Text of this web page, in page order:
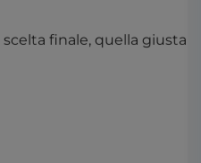
finale, quella giusta